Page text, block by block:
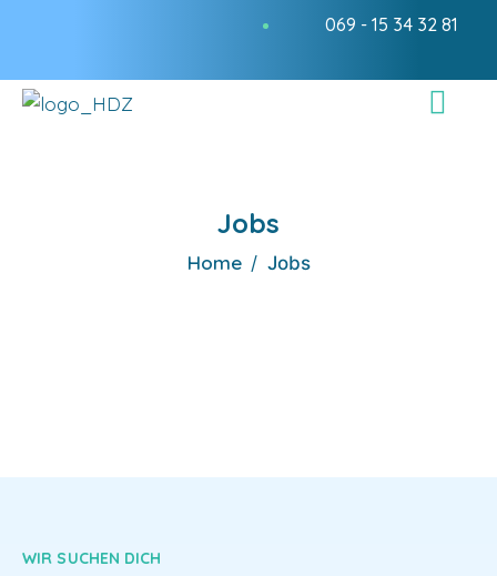
069 - 15 34 32 81
Jobs
Home Jobs
WIR SUCHEN DICH